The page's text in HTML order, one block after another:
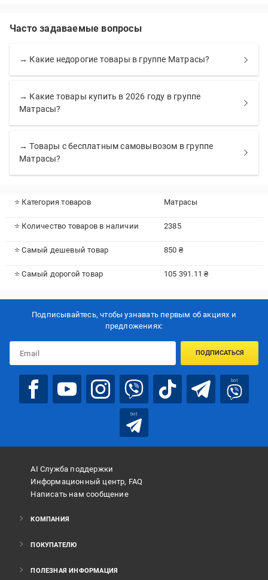
Часто задаваемые вопросы
→ Какие недорогие товары в группе Матрасы?
→ Какие товары купить в 2026 году в группе
Матрасы?
→ Товары с бесплатным самовывозом в группе
Матрасы?
⭐ Категория товаров Матрасы
⭐ Количество товаров в наличии 2385
⭐ Самый дешевый товар 850 ₴
⭐ Самый дорогой товар 105 391.11 ₴
Подписывайтесь, чтобы узнавать первым об акцияx и
предложениях:
ПОДПИСАТЬСЯ
bot
bot
AI Служба поддержки
Информационный центр, FAQ
Написать нам сообщение
КОМПАНИЯ
ПОКУПАТЕЛЮ
ПОЛЕЗНАЯ ИНФОРМАЦИЯ